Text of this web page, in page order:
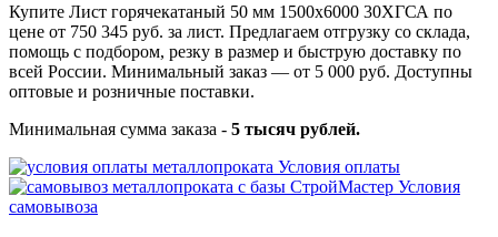
Купите Лист горячекатаный 50 мм 1500х6000 30ХГСА по
цене от 750 345 руб. за лист. Предлагаем отгрузку со склада,
помощь с подбором, резку в размер и быструю доставку по
всей России. Минимальный заказ — от 5 000 руб. Доступны
оптовые и розничные поставки.
Минимальная сумма заказа - 5 тысяч рублей.
Условия оплаты
Условия
самовывоза